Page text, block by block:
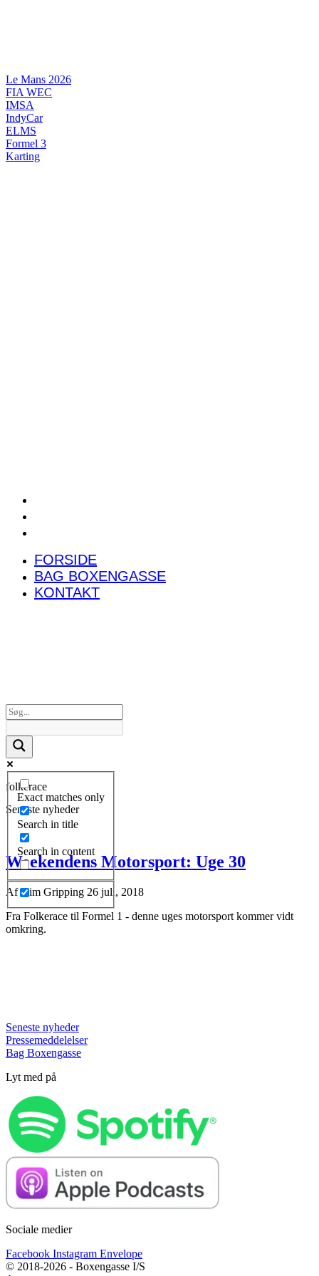
Le Mans 2026
FIA WEC
IMSA
IndyCar
ELMS
Formel 3
Karting
FORSIDE
BAG BOXENGASSE
KONTAKT
Exact matches only
Search in title
Search in content
folkerace
Seneste nyheder
Weekendens Motorsport: Uge 30
AfKim Gripping 26 juli, 2018
Fra Folkerace til Formel 1 - denne uges motorsport kommer vidt
omkring.
Seneste nyheder
Pressemeddelelser
Bag Boxengasse
Lyt med på
Sociale medier
Facebook Instagram Envelope
© 2018-2026 - Boxengasse I/S